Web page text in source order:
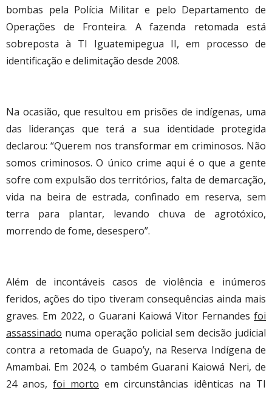
bombas pela Polícia Militar e pelo Departamento de
Operações de Fronteira. A fazenda retomada está
sobreposta à TI Iguatemipegua II, em processo de
identificação e delimitação desde 2008.
Na ocasião, que resultou em prisões de indígenas, uma
das lideranças que terá a sua identidade protegida
declarou: “Querem nos transformar em criminosos. Não
somos criminosos. O único crime aqui é o que a gente
sofre com expulsão dos territórios, falta de demarcação,
vida na beira de estrada, confinado em reserva, sem
terra para plantar, levando chuva de agrotóxico,
morrendo de fome, desespero”.
Além de incontáveis casos de violência e inúmeros
feridos, ações do tipo tiveram consequências ainda mais
graves. Em 2022, o Guarani Kaiowá Vitor Fernandes foi
assassinado numa operação policial sem decisão judicial
contra a retomada de Guapo’y, na Reserva Indígena de
Amambai. Em 2024, o também Guarani Kaiowá Neri, de
24 anos, foi morto em circunstâncias idênticas na TI